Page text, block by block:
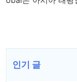
인기 글